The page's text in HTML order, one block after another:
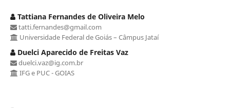
Tattiana Fernandes de Oliveira Melo
tatti.fernandes@gmail.com
Universidade Federal de Goiás – Câmpus Jataí
Duelci Aparecido de Freitas Vaz
duelci.vaz@ig.com.br
IFG e PUC - GOIAS